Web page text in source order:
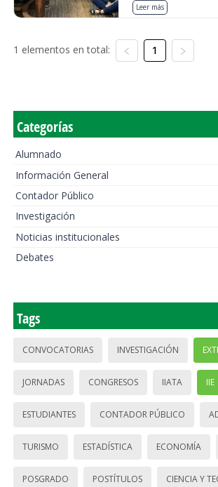
Leer más
1 elementos en total: 1
Categorías
Alumnado
Información General
Contador Público
Investigación
Noticias institucionales
Debates
Tags
CONVOCATORIAS INVESTIGACIÓN
JORNADAS CONGRESOS IIATA IIE
ESTUDIANTES CONTADOR PÚBLICO
TURISMO ESTADÍSTICA ECONOMÍA
POSGRADO POSTÍTULOS CIENCIA Y